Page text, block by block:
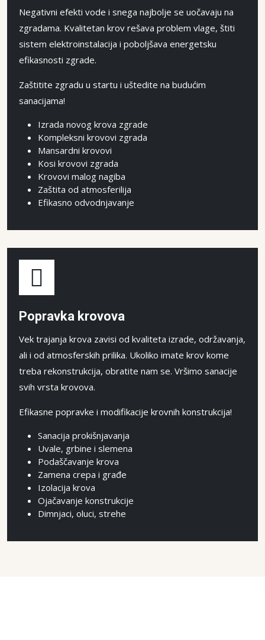
Negativni efekti vode i snega najbolje se uočavaju na
zgradama. Kvalitetan krov rešava problem vlage, štiti
sistem elektroinstalacija i poboljšava energetsku
efikasnosti zgrade.
Zaštitite zgradu u startu i uštedite na budućim
sanacijama!
Izrada novog krova zgrade
Kompleksni krovovi zgrada
Mansardni krovovi
Kosi krovovi zgrada
Krovovi malog nagiba
Zaštita od atmosferilija
Efikasno odvodnjavanje
Popravka krovova
Vek trajanja krova zavisi od kvaliteta izrade, održavanja,
ali i od atmosferskih prilika. Ukoliko imate krov kome
treba rekonstrukcija, obratite nam se. Vršimo sanacije
svih vrsta krovova.
Efikasne popravke i modifikacije krovnih konstrukcija!
Sanacija prokišnjavanja
Uvale, grbine i slemena
Podaščavanje krova
Zamena crepa i građe
Izolacija krova
Ojačavanje konstrukcije
Dimnjaci, oluci, strehe